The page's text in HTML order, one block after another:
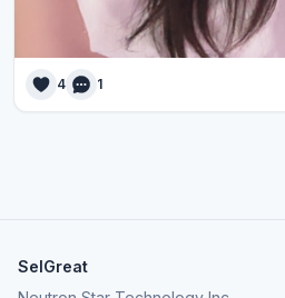
4 1
SelGreat